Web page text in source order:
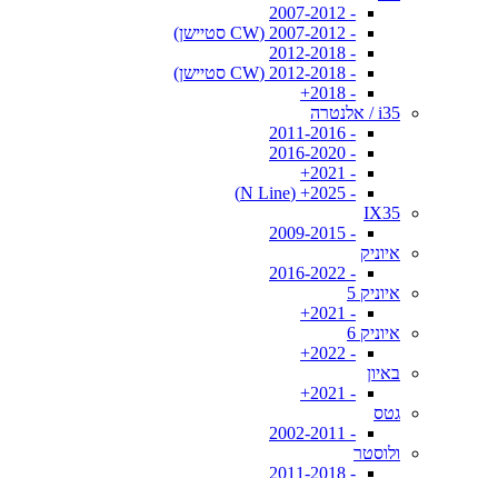
- 2007-2012
- 2007-2012 (CW סטיישן)
- 2012-2018
- 2012-2018 (CW סטיישן)
- 2018+
i35 / אלנטרה
- 2011-2016
- 2016-2020
- 2021+
- 2025+ (N Line)
IX35
- 2009-2015
איוניק
- 2016-2022
איוניק 5
- 2021+
איוניק 6
- 2022+
באיון
- 2021+
גטס
- 2002-2011
ולוסטר
- 2011-2018